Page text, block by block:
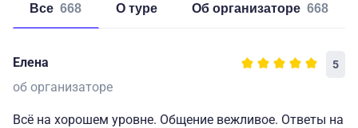
Все 668 о туре об организаторе 668
Елена 5
об организаторе
Всё на хорошем уровне. Общение вежливое. Ответы на